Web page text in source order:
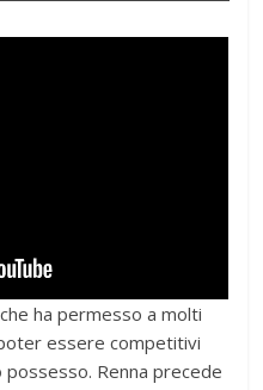
ha permesso a molti
essere competitivi
Renna precede